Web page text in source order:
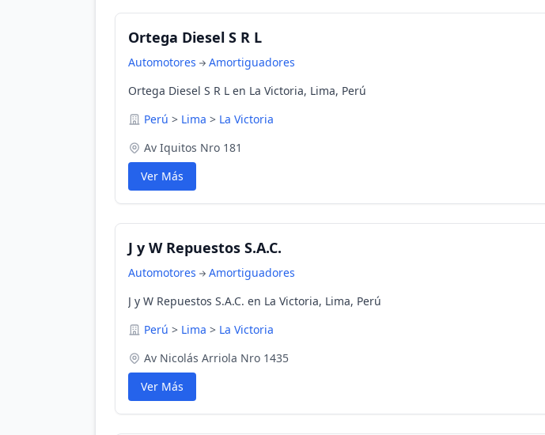
Ortega Diesel S R L
Automotores
Amortiguadores
Ortega Diesel S R L en La Victoria, Lima, Perú
Perú > Lima > La Victoria
Av Iquitos Nro 181
Ver Más
J y W Repuestos S.A.C.
Automotores
Amortiguadores
J y W Repuestos S.A.C. en La Victoria, Lima, Perú
Perú > Lima > La Victoria
Av Nicolás Arriola Nro 1435
Ver Más